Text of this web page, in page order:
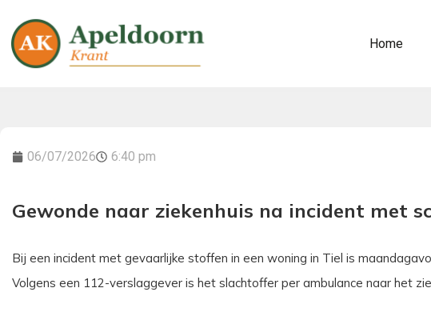
Home
06/07/2026 6:40 pm
Gewonde naar ziekenhuis na incident met
Bij een incident met gevaarlijke stoffen in een woning in Tiel is
Volgens een 112-verslaggever is het slachtoffer per ambulance naar het